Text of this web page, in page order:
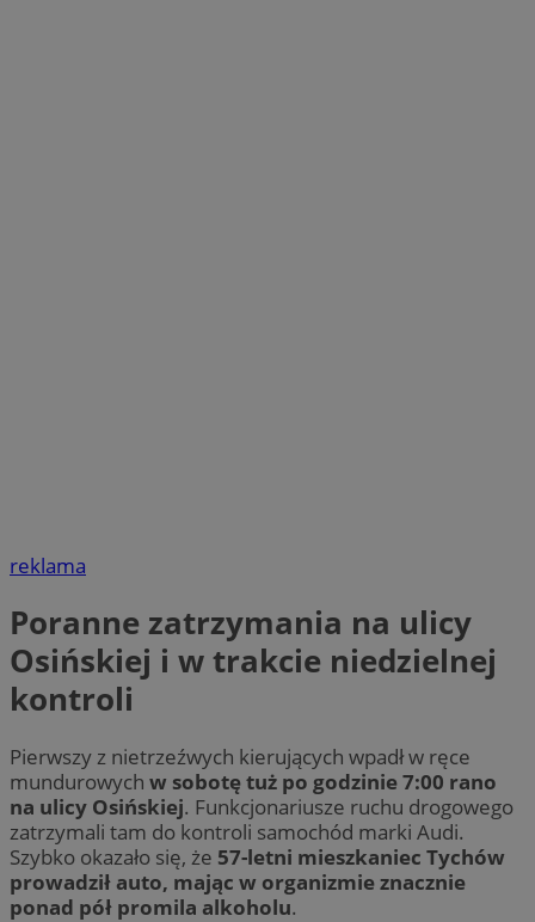
reklama
Poranne zatrzymania na ulicy
Osińskiej i w trakcie niedzielnej
kontroli
Pierwszy z nietrzeźwych kierujących wpadł w ręce
mundurowych w sobotę tuż po godzinie 7:00 rano
na ulicy Osińskiej. Funkcjonariusze ruchu drogowego
zatrzymali tam do kontroli samochód marki Audi.
Szybko okazało się, że 57-letni mieszkaniec Tychów
prowadził auto, mając w organizmie znacznie
ponad pół promila alkoholu.